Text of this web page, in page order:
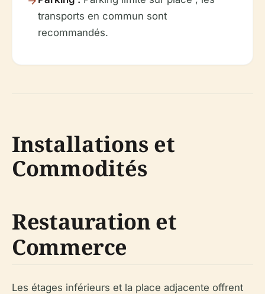
transports en commun sont
recommandés.
Installations et
Commodités
Restauration et
Commerce
Les étages inférieurs et la place adjacente offrent